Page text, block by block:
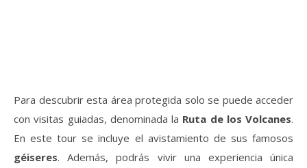
Para descubrir esta área protegida solo se puede acceder
con visitas guiadas, denominada la Ruta de los Volcanes.
En este tour se incluye el avistamiento de sus famosos
géiseres. Además, podrás vivir una experiencia única